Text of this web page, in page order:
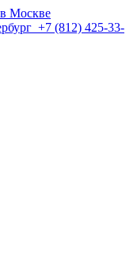
+7 (812) 425-33-